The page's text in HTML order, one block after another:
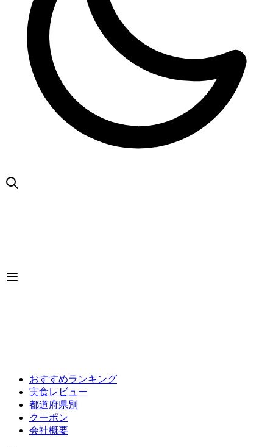
おすすめランキング
実食レビュー
都道府県別
クーポン
会社概要